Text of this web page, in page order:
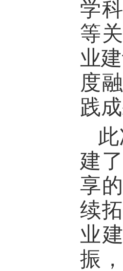
学
等
业
度
践
建
享
续
业
振